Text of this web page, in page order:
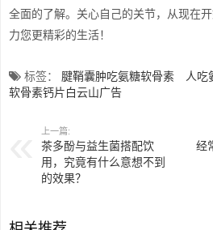
全面的了解。关心自己的关节，从现在
力您更精彩的生活！
标签： 腱鞘囊肿吃氨糖软骨素 人吃
软骨素钙片白云山广告
上一篇:
茶多酚与益生菌搭配饮
用，究竟有什么意想不到
的效果？
经